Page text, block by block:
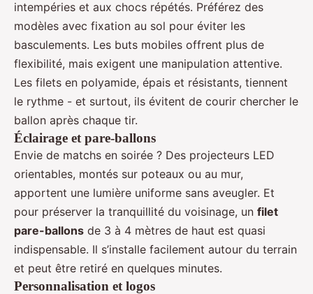
intempéries et aux chocs répétés. Préférez des
modèles avec fixation au sol pour éviter les
basculements. Les buts mobiles offrent plus de
flexibilité, mais exigent une manipulation attentive.
Les filets en polyamide, épais et résistants, tiennent
le rythme - et surtout, ils évitent de courir chercher le
ballon après chaque tir.
Éclairage et pare-ballons
Envie de matchs en soirée ? Des projecteurs LED
orientables, montés sur poteaux ou au mur,
apportent une lumière uniforme sans aveugler. Et
pour préserver la tranquillité du voisinage, un filet
pare-ballons de 3 à 4 mètres de haut est quasi
indispensable. Il s’installe facilement autour du terrain
et peut être retiré en quelques minutes.
Personnalisation et logos